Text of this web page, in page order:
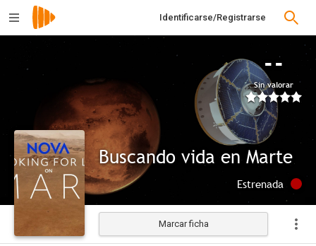
Identificarse/Registrarse
--
Sin valorar
Buscando vida en Marte
Estrenada
Marcar ficha